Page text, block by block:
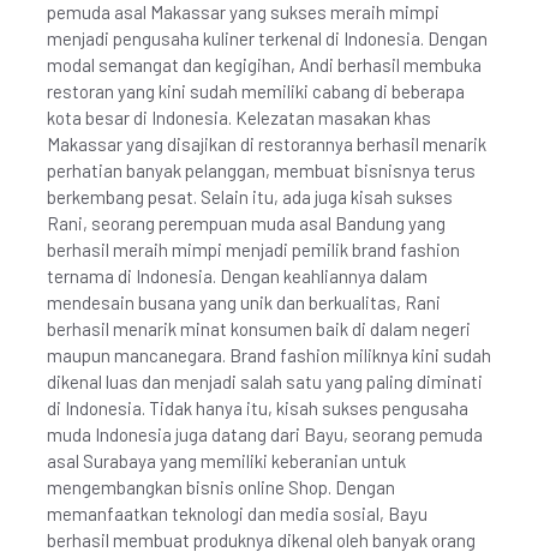
pemuda asal Makassar yang sukses meraih mimpi
menjadi pengusaha kuliner terkenal di Indonesia. Dengan
modal semangat dan kegigihan, Andi berhasil membuka
restoran yang kini sudah memiliki cabang di beberapa
kota besar di Indonesia. Kelezatan masakan khas
Makassar yang disajikan di restorannya berhasil menarik
perhatian banyak pelanggan, membuat bisnisnya terus
berkembang pesat. Selain itu, ada juga kisah sukses
Rani, seorang perempuan muda asal Bandung yang
berhasil meraih mimpi menjadi pemilik brand fashion
ternama di Indonesia. Dengan keahliannya dalam
mendesain busana yang unik dan berkualitas, Rani
berhasil menarik minat konsumen baik di dalam negeri
maupun mancanegara. Brand fashion miliknya kini sudah
dikenal luas dan menjadi salah satu yang paling diminati
di Indonesia. Tidak hanya itu, kisah sukses pengusaha
muda Indonesia juga datang dari Bayu, seorang pemuda
asal Surabaya yang memiliki keberanian untuk
mengembangkan bisnis online Shop. Dengan
memanfaatkan teknologi dan media sosial, Bayu
berhasil membuat produknya dikenal oleh banyak orang